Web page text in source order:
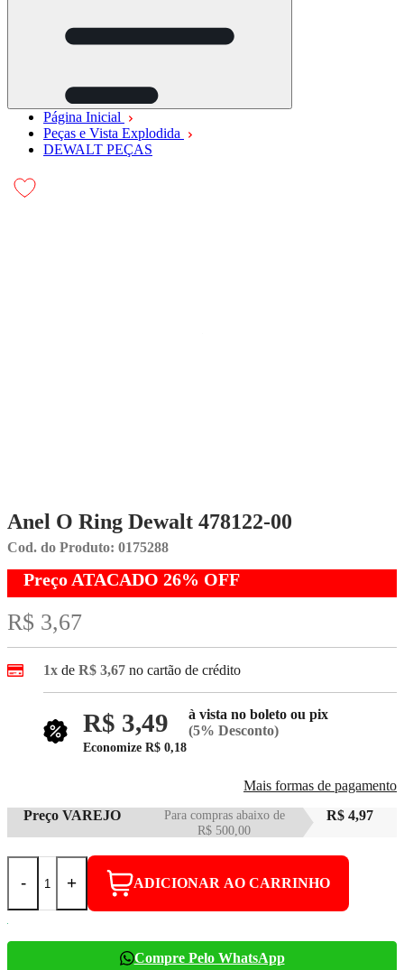
Página Inicial
Peças e Vista Explodida
DEWALT PEÇAS
Anel O Ring Dewalt 478122-00
Cod. do Produto: 0175288
Preço ATACADO 26% OFF
R$ 3,67
1x de R$ 3,67 no cartão de crédito
R$ 3,49
à vista no boleto ou pix
(5% Desconto)
Economize R$ 0,18
Mais formas de pagamento
Preço VAREJO
Para compras abaixo de
R$ 500,00
R$ 4,97
- + ADICIONAR AO CARRINHO
Compre Pelo WhatsApp